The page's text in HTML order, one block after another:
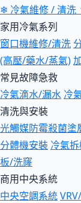
❄ 冷氣維修 / 清洗
家用冷氣系列
窗口機維修/清洗
(高壓/藥水/蒸氣)
常見故障急救
冷氣滴水/漏水 冷
清洗與安裝
光觸媒防霉殺菌塗
分體機安裝 冷氣
板/洗窿
商用中央系統
中央空調系統